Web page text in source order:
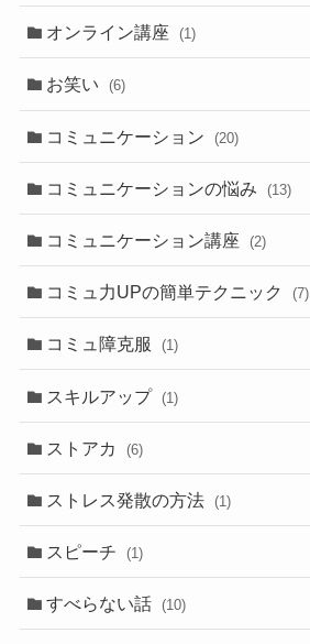
オンライン講座 (1)
お笑い (6)
コミュニケーション (20)
コミュニケーションの悩み (13)
コミュニケーション講座 (2)
コミュ力UPの簡単テクニック (7)
コミュ障克服 (1)
スキルアップ (1)
ストアカ (6)
ストレス発散の方法 (1)
スピーチ (1)
すべらない話 (10)